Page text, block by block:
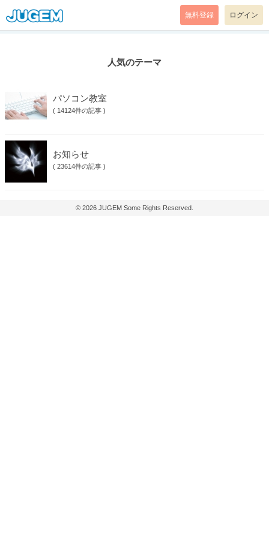
無料登録 ログイン
人気のテーマ
パソコン教室
( 14124件の記事 )
お知らせ
( 23614件の記事 )
© 2026 JUGEM Some Rights Reserved.